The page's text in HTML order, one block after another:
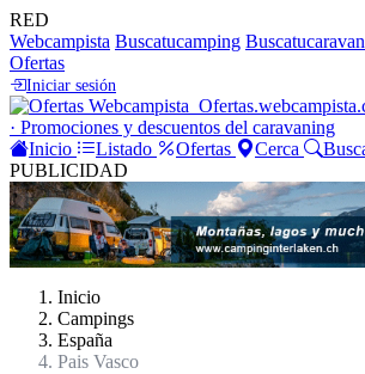
RED
Webcampista Buscatucamping
Ofertas
Iniciar sesión
Ofertas
· Promociones y descuentos del caravaning
Inicio
Listado Ofertas Cerca
PUBLICIDAD
Inicio
Campings
España
Pais Vasco